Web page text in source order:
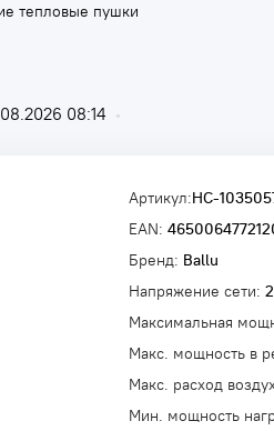
тепловые пушки
08:14 •
Артикул:НС-
EAN:
Бренд: Ballu
Напряжение сети:
Максимальная
Макс. мощность в
Макс. расход
Мин. мощность